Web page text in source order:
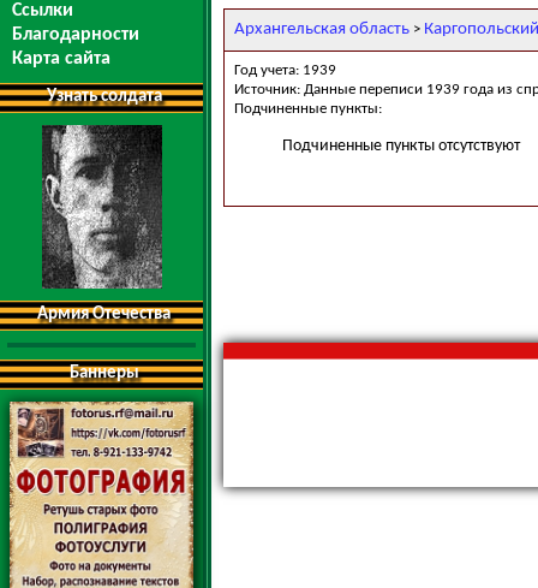
Ссылки
Благодарности
Карта сайта
Узнать солдата
Армия Отечества
Баннеры
Архангельская область >
Год учета: 1939
Источник: Данные переписи 1939 года из
Подчиненные пункты:
Подчиненные пункты отсутствуют